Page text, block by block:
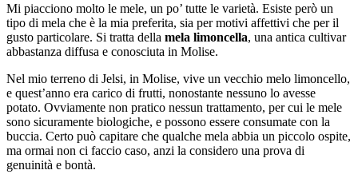
Mi piacciono molto le mele, un po’ tutte le varietà. Esiste però un
tipo di mela che è la mia preferita, sia per motivi affettivi che per il
gusto particolare. Si tratta della mela limoncella, una antica cultivar
abbastanza diffusa e conosciuta in Molise.
Nel mio terreno di Jelsi, in Molise, vive un vecchio melo limoncello,
e quest’anno era carico di frutti, nonostante nessuno lo avesse
potato. Ovviamente non pratico nessun trattamento, per cui le mele
sono sicuramente biologiche, e possono essere consumate con la
buccia. Certo può capitare che qualche mela abbia un piccolo ospite,
ma ormai non ci faccio caso, anzi la considero una prova di
genuinità e bontà.